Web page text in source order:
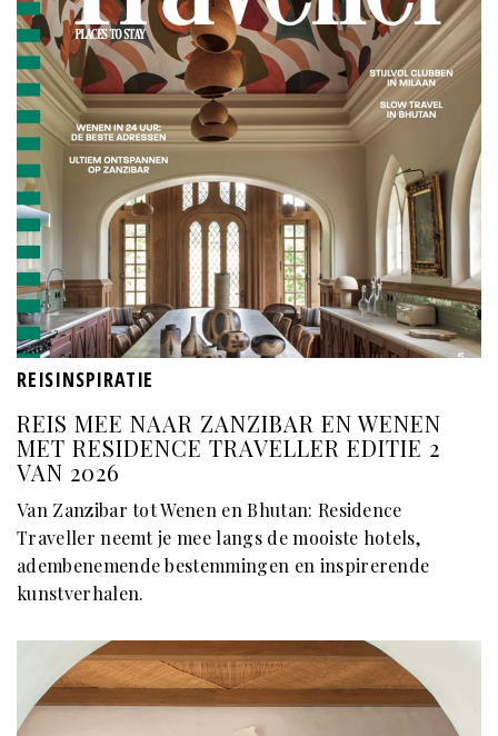
REISINSPIRATIE
REIS MEE NAAR ZANZIBAR EN WENEN
MET RESIDENCE TRAVELLER EDITIE 2
VAN 2026
Van Zanzibar tot Wenen en Bhutan: Residence
Traveller neemt je mee langs de mooiste hotels,
adembenemende bestemmingen en inspirerende
kunstverhalen.